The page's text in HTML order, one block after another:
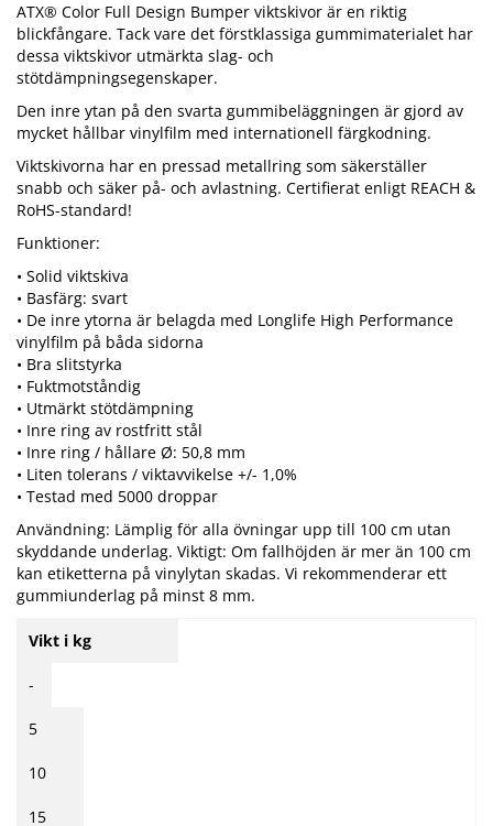
ATX® Color Full Design Bumper viktskivor är en riktig
blickfångare. Tack vare det förstklassiga gummimaterialet har
dessa viktskivor utmärkta slag- och
stötdämpningsegenskaper.
Den inre ytan på den svarta gummibeläggningen är gjord av
mycket hållbar vinylfilm med internationell färgkodning.
Viktskivorna har en pressad metallring som säkerställer
snabb och säker på- och avlastning. Certifierat enligt REACH &
RoHS-standard!
Funktioner:
• Solid viktskiva
• Basfärg: svart
• De inre ytorna är belagda med Longlife High Performance
vinylfilm på båda sidorna
• Bra slitstyrka
• Fuktmotståndig
• Utmärkt stötdämpning
• Inre ring av rostfritt stål
• Inre ring / hållare Ø: 50,8 mm
• Liten tolerans / viktavvikelse +/- 1,0%
• Testad med 5000 droppar
Användning: Lämplig för alla övningar upp till 100 cm utan
skyddande underlag. Viktigt: Om fallhöjden är mer än 100 cm
kan etiketterna på vinylytan skadas. Vi rekommenderar ett
gummiunderlag på minst 8 mm.
Vikt i kg
-
5
10
15